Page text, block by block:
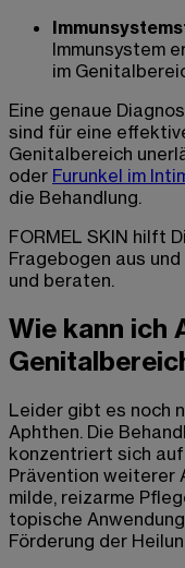
Immunsystem
im
Eine genaue
sind für eine
Genitalbereich
oder Furunkel im
die Behandlung.
FORMEL SKIN hilft
Fragebogen aus
und beraten.
Wie kann ich
Leider gibt es noch
Aphthen. Die
konzentriert sich
Prävention weiterer
milde, reizarme
topische
Förderung der